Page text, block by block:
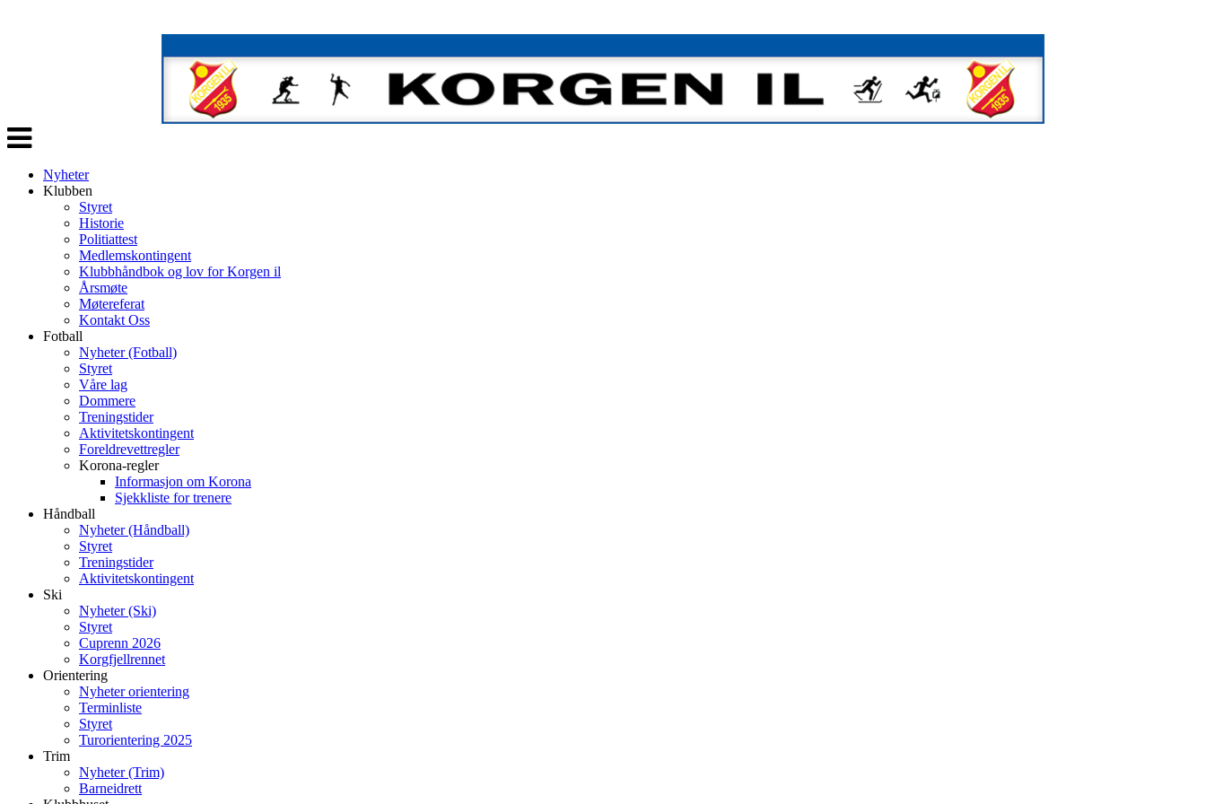
Veksle
navigasjon
Nyheter
Klubben
Styret
Historie
Politiattest
Medlemskontingent
Klubbhåndbok og lov for Korgen il
Årsmøte
Møtereferat
Kontakt Oss
Fotball
Nyheter (Fotball)
Styret
Våre lag
Dommere
Treningstider
Aktivitetskontingent
Foreldrevettregler
Korona-regler
Informasjon om Korona
Sjekkliste for trenere
Håndball
Nyheter (Håndball)
Styret
Treningstider
Aktivitetskontingent
Ski
Nyheter (Ski)
Styret
Cuprenn 2026
Korgfjellrennet
Orientering
Nyheter orientering
Terminliste
Styret
Turorientering 2025
Trim
Nyheter (Trim)
Barneidrett